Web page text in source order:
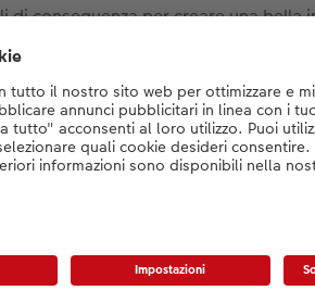
conseguenza per creare una bella